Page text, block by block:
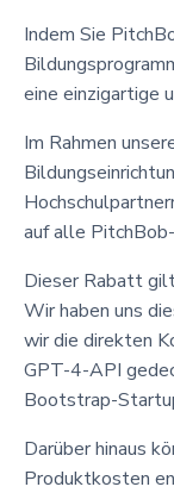
Indem Sie
eine einzigartige
Im Rahmen
auf alle
Dieser Rabatt
Wir haben uns
wir die direkten
GPT-4-API
Bootstrap-
Darüber hinaus
Produktkosten